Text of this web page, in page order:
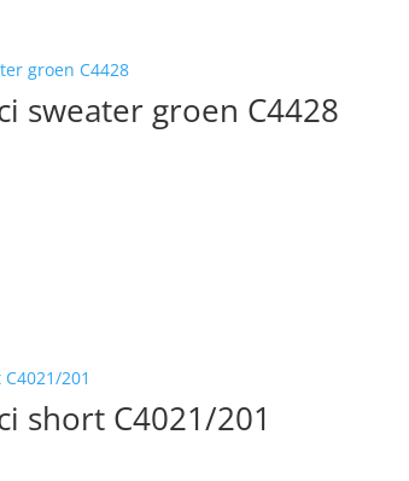
sweater groen C4428
short C4021/201